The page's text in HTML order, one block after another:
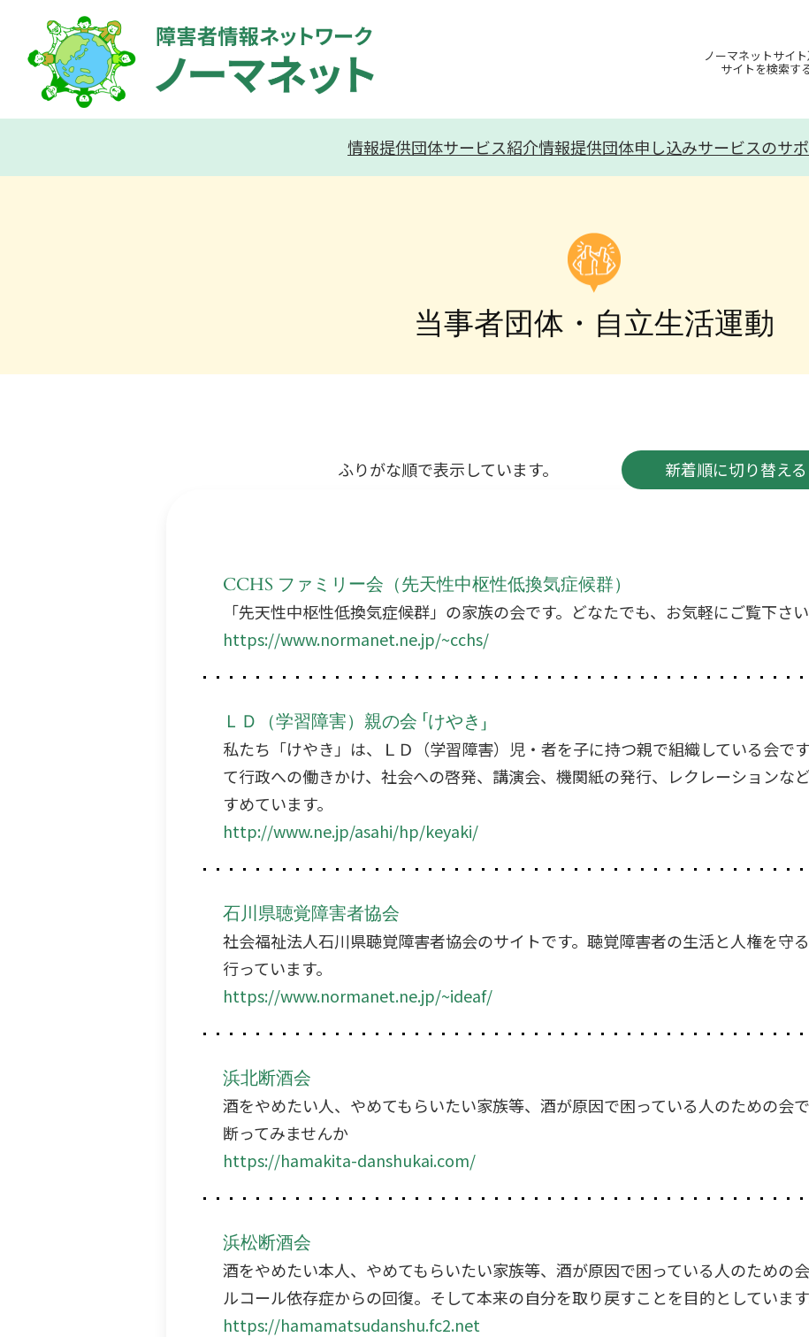
キ
プ
ノーマネットサイ
サイトを検索す
情報提供団体サービス紹介情報提供団体申し込みサービスのサ
当事者団体・自立生活運動
ふりがな順で表示しています。 新着順に切り替える
CCHS ファミリー会（先天性中枢性低換気症候群）
「先天性中枢性低換気症候群」の家族の会です。どなたでも、お気軽にご覧下さい
https://www.normanet.ne.jp/~cchs/
ＬＤ（学習障害）親の会 「けやき」
私たち「けやき」は、ＬＤ（学習障害）児・者を子に持つ親で組織している会で
て行政への働きかけ、社会への啓発、講演会、機関紙の発行、レクレーションな
すめています。
http://www.ne.jp/asahi/hp/keyaki/
石川県聴覚障害者協会
社会福祉法人石川県聴覚障害者協会のサイトです。聴覚障害者の生活と人権を守
行っています。
https://www.normanet.ne.jp/~ideaf/
浜北断酒会
酒をやめたい人、やめてもらいたい家族等、酒が原因で困っている人のための会
断ってみませんか
https://hamakita-danshukai.com/
浜松断酒会
酒をやめたい本人、やめてもらいたい家族等、酒が原因で困っている人のための
ルコール依存症からの回復。そして本来の自分を取り戻すことを目的としています
https://hamamatsudanshu.fc2.net